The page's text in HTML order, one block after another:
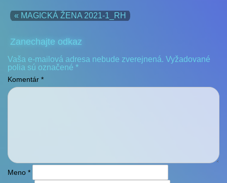
« MAGICKÁ ŽENA 2021-1_RH
Zanechajte odkaz
Vaša e-mailová adresa nebude zverejnená. Vyžadované
polia sú označené *
Komentár *
Meno *